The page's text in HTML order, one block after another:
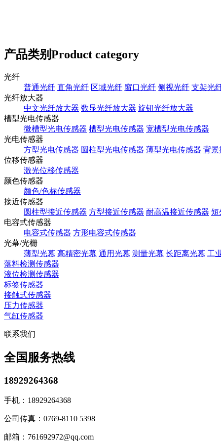
产品类别Product category
光纤
普通光纤 直角光纤 区域光纤 窗口光纤 侧视光纤 支架光
光纤放大器
中文光纤放大器 数显光纤放大器 旋钮光纤放大器
槽型光电传感器
微槽型光电传感器 槽型光电传感器 宽槽型光电传感器
光电传感器
方型光电传感器 圆柱型光电传感器 薄型光电传感器 背景
位移传感器
激光位移传感器
颜色传感器
颜色/色标传感器
接近传感器
圆柱型接近传感器 方型接近传感器 耐高温接近传感器 短
电容式传感器
电容式传感器 方形电容式传感器
光幕/光栅
薄型光幕 高精密光幕 通用光幕 测量光幕 长距离光幕 工
落料检测传感器
液位检测传感器
标签传感器
接触式传感器
压力传感器
气缸传感器
联系我们
全国服务热线
18929264368
手机： 18929264368
公司传真： 0769-8110 5398
邮箱： 761692972@qq.com